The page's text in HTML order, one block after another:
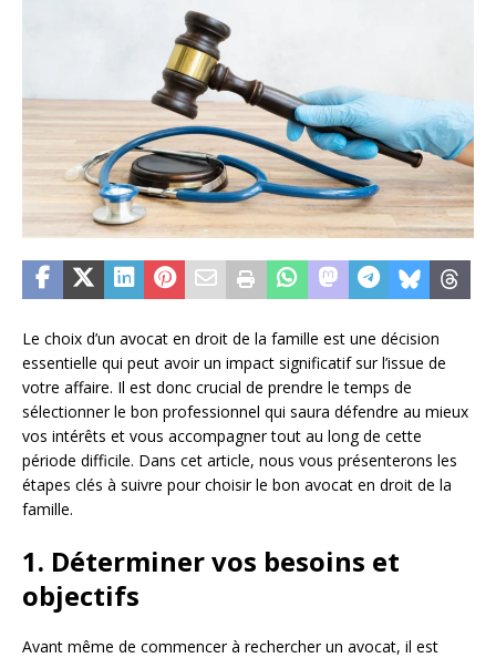
Le choix d’un avocat en droit de la famille est une décision
essentielle qui peut avoir un impact significatif sur l’issue de
votre affaire. Il est donc crucial de prendre le temps de
sélectionner le bon professionnel qui saura défendre au mieux
vos intérêts et vous accompagner tout au long de cette
période difficile. Dans cet article, nous vous présenterons les
étapes clés à suivre pour choisir le bon avocat en droit de la
famille.
1. Déterminer vos besoins et
objectifs
Avant même de commencer à rechercher un avocat, il est